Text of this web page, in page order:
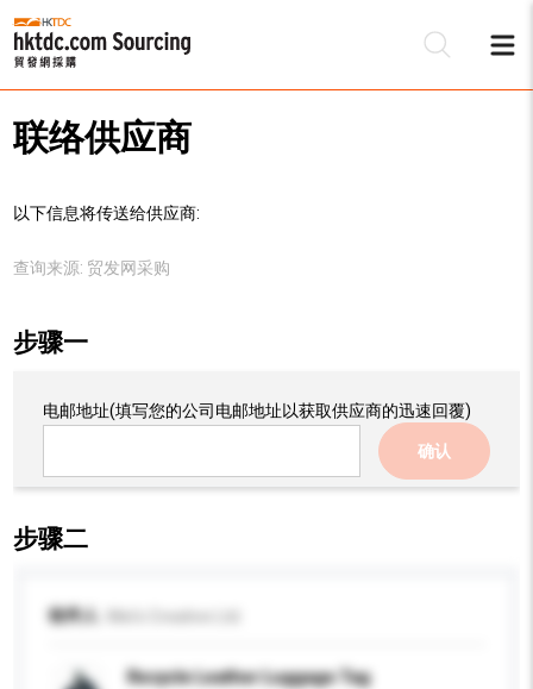
联络供应商
以下信息将传送给供应商:
查询来源: 贸发网采购
步骤一
电邮地址(填写您的公司电邮地址以获取供应商的迅速回覆)
确认
步骤二
收件人
Recycle Leather Luggage Tag